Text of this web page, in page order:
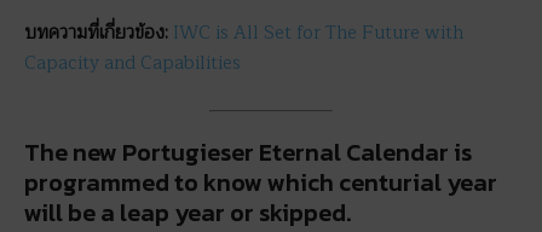
บทความที่เกี่ยวข้อง: IWC is All Set for The Future with
Capacity and Capabilities
The new Portugieser Eternal Calendar is
programmed to know which centurial year
will be a leap year or skipped.